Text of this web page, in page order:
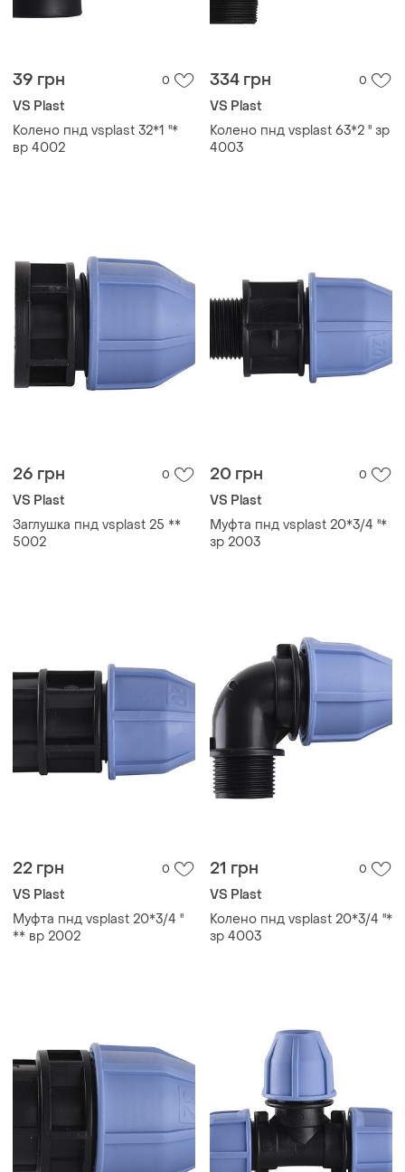
39 грн 0
VS Plast
Колено пнд vsplast 32*1 ''*
вр 4002
334 грн 0
VS Plast
Колено пнд vsplast 63*2 '' зр
4003
26 грн 0
VS Plast
Заглушка пнд vsplast 25 **
5002
20 грн 0
VS Plast
Муфта пнд vsplast 20*3/4 ''*
зр 2003
22 грн 0
VS Plast
Муфта пнд vsplast 20*3/4 ''
** вр 2002
21 грн 0
VS Plast
Колено пнд vsplast 20*3/4 ''*
зр 4003